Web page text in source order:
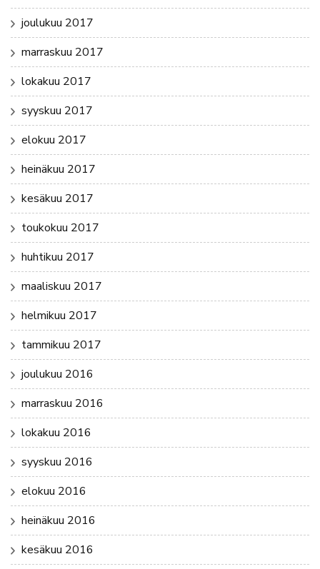
joulukuu 2017
marraskuu 2017
lokakuu 2017
syyskuu 2017
elokuu 2017
heinäkuu 2017
kesäkuu 2017
toukokuu 2017
huhtikuu 2017
maaliskuu 2017
helmikuu 2017
tammikuu 2017
joulukuu 2016
marraskuu 2016
lokakuu 2016
syyskuu 2016
elokuu 2016
heinäkuu 2016
kesäkuu 2016